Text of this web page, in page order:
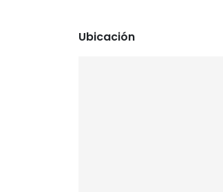
Ubicación